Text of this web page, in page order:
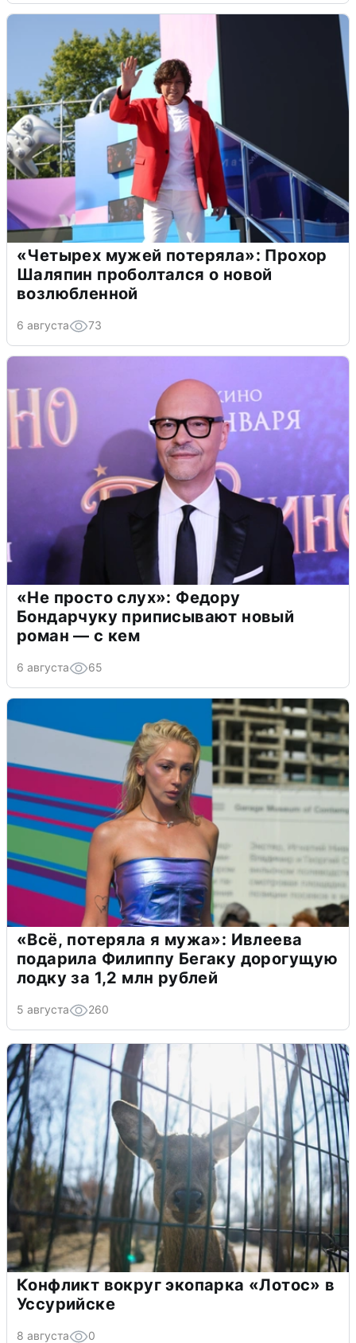
«Четырех мужей потеряла»: Прохор
Шаляпин проболтался о новой
возлюбленной
6 августа 73
«Не просто слух»: Федору
Бондарчуку приписывают новый
роман — с кем
6 августа 65
«Всё, потеряла я мужа»: Ивлеева
подарила Филиппу Бегаку дорогущую
лодку за 1,2 млн рублей
5 августа 260
Конфликт вокруг экопарка «Лотос» в
Уссурийске
8 августа 0